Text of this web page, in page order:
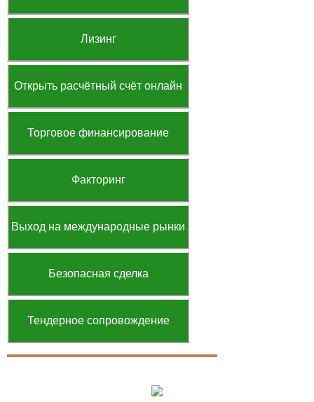
Лизинг
Открыть расчётный счёт онлайн
Торговое финансирование
Факторинг
Выход на международные рынки
Безопасная сделка
Тендерное сопровождение